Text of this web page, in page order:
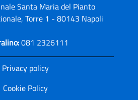
Santa Maria del Pianto
Torre 1 - 80143 Napoli
081 2326111
Privacy policy
Cookie Policy